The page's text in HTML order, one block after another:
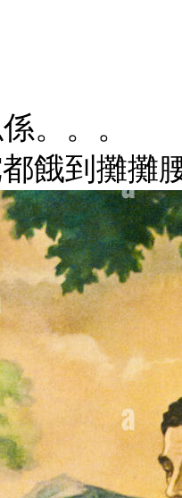
。。。
餓到攤攤